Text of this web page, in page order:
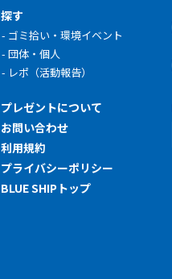
探す
ゴミ拾い・環境イベント
団体・個人
レポ（活動報告）
プレゼントについて
お問い合わせ
利用規約
プライバシーポリシー
BLUE SHIPトップ